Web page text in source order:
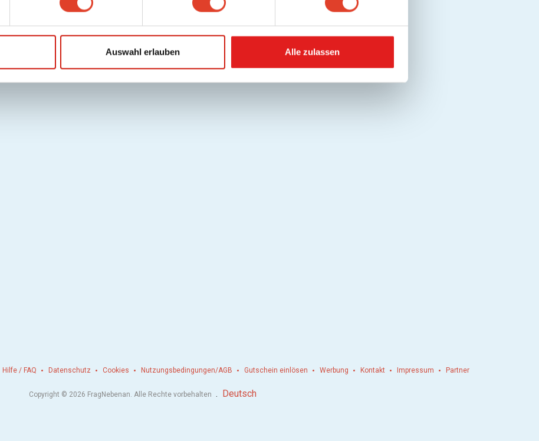
Auswahl erlauben Alle zulassen
Hilfe / FAQ Datenschutz Cookies Nutzungsbedingungen/AGB Gutschein einlösen Werbung Kontakt Impressum Partner
Copyright © 2026 FragNebenan. Alle Rechte vorbehalten . Deutsch